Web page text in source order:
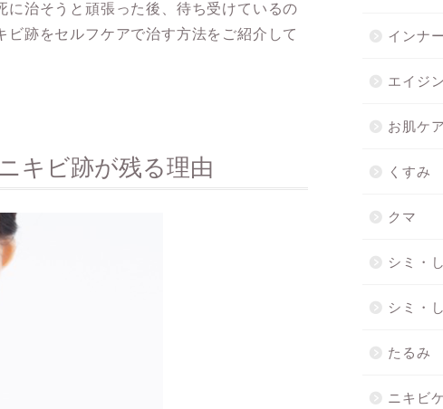
治そうと頑張った後、待ち受けているの
跡をセルフケアで治す方法をご紹介して
キビ跡が残る理由
インナ
エイジ
お肌ケア
くすみ
クマ
シミ・
シミ・
たるみ
ニキビ